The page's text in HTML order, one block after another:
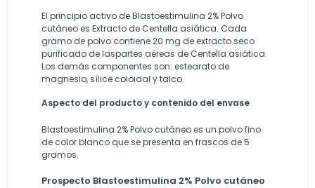
El principio activo de Blastoestimulina 2% Polvo
cutáneo es Extracto de Centella asiática. Cada
gramo de polvo contiene 20 mg de extracto seco
purificado de laspartes aéreas de Centella asiática.
Los demás componentes son: estearato de
magnesio, sílice coloidal y talco.
Aspecto del producto y contenido del envase
Blastoestimulina 2% Polvo cutáneo es un polvo fino
de color blanco que se presenta en frascos de 5
gramos.
Prospecto Blastoestimulina 2% Polvo cutáneo